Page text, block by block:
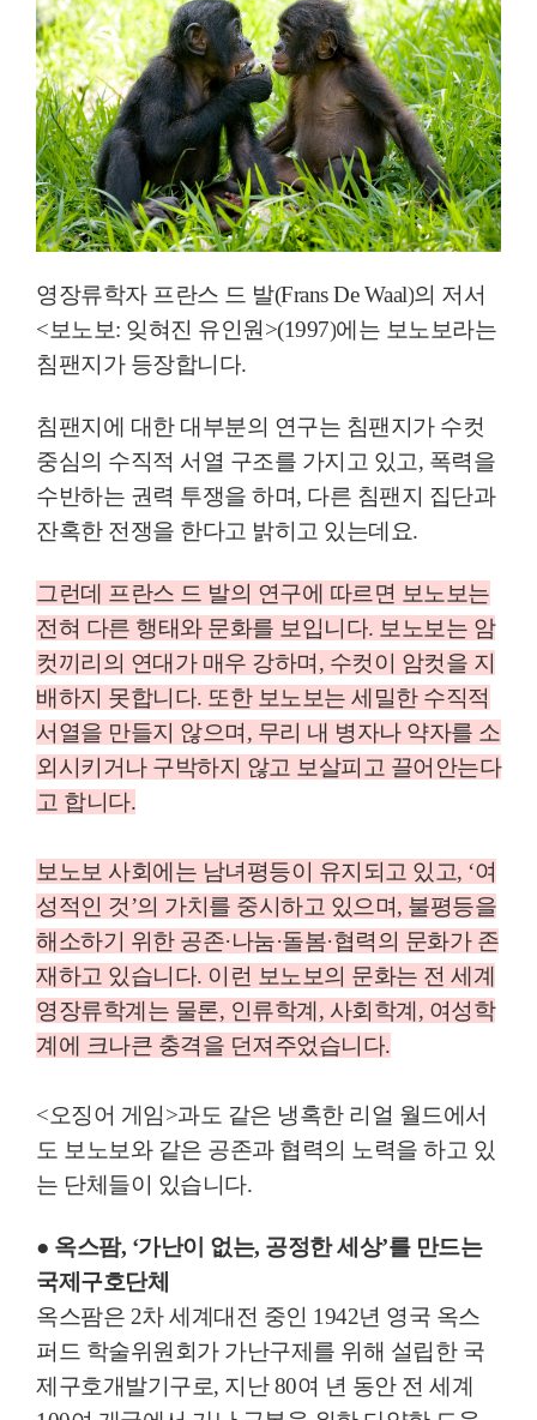
영장류학자 프란스 드 발(Frans De Waal)의 저서
<보노보: 잊혀진 유인원 >(1997)에는 보노보라는
침팬지가 등장합니다.
침팬지에 대한 대부분의 연구는 침팬지가 수컷
중심의 수직적 서열 구조를 가지고 있고, 폭력을
수반하는 권력 투쟁을 하며, 다른 침팬지 집단과
잔혹한 전쟁을 한다고 밝히고 있는데요.
그런데 프란스 드 발의 연구에 따르면 보노보는
전혀 다른 행태와 문화를 보입니다. 보노보는 암
컷끼리의 연대가 매우 강하며 , 수컷이 암컷을 지
배하지 못합니다. 또한 보노보는 세밀한 수직적
서열을 만들지 않으며 , 무리 내 병자나 약자를 소
외시키거나 구박하지 않고 보살피고 끌어안는다
고 합니다.
보노보 사회에는 남녀평등이 유지되고 있고, ‘여
성적인 것’의 가치를 중시하고 있으며, 불평등을
해소하기 위한 공존·나눔·돌봄·협력의 문화가 존
재하고 있습니다. 이런 보노보의 문화는 전 세계
영장류학계는 물론, 인류학계 , 사회학계 , 여성학
계에 크나큰 충격을 던져주었습니다.
<오징어 게임>과도 같은 냉혹한 리얼 월드에서
도 보노보와 같은 공존과 협력의 노력을 하고 있
는 단체들이 있습니다.
● 옥스팜, ‘가난이 없는, 공정한 세상’를 만드는
국제구호단체
옥스팜은 2차 세계대전 중인 1942년 영국 옥스
퍼드 학술위원회가 가난구제를 위해 설립한 국
제구호개발기구로, 지난80여 년 동안 전 세계